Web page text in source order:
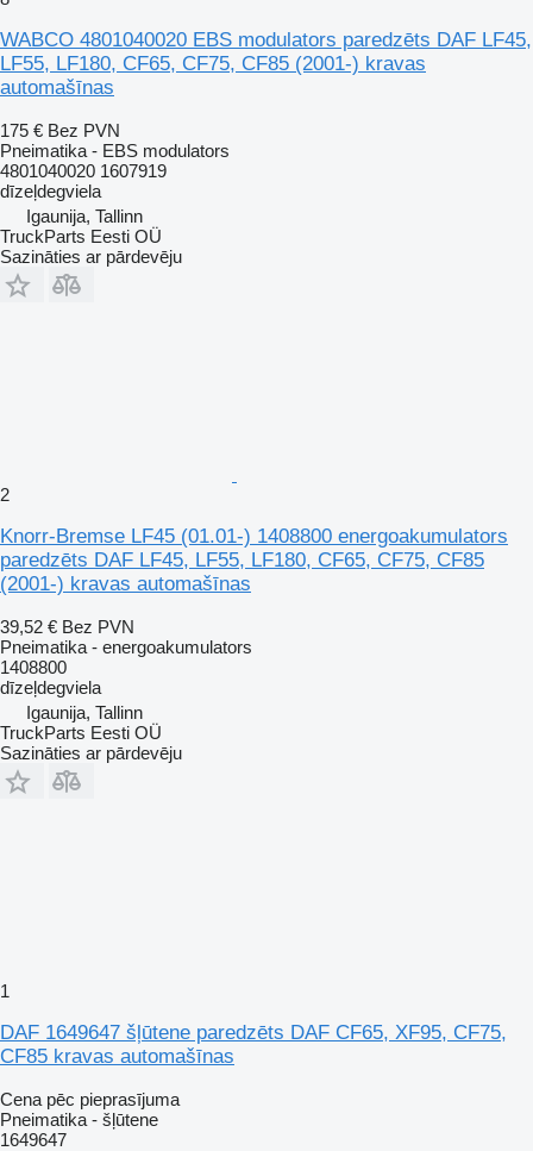
WABCO 4801040020 EBS modulators paredzēts DAF LF45,
LF55, LF180, CF65, CF75, CF85 (2001-) kravas
automašīnas
175 € Bez PVN
Pneimatika - EBS modulators
4801040020 1607919
dīzeļdegviela
Igaunija, Tallinn
TruckParts Eesti OÜ
Sazināties ar pārdevēju
2
Knorr-Bremse LF45 (01.01-) 1408800 energoakumulators
paredzēts DAF LF45, LF55, LF180, CF65, CF75, CF85
(2001-) kravas automašīnas
39,52 € Bez PVN
Pneimatika - energoakumulators
1408800
dīzeļdegviela
Igaunija, Tallinn
TruckParts Eesti OÜ
Sazināties ar pārdevēju
1
DAF 1649647 šļūtene paredzēts DAF CF65, XF95, CF75,
CF85 kravas automašīnas
Cena pēc pieprasījuma
Pneimatika - šļūtene
1649647